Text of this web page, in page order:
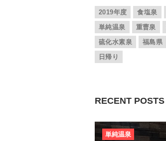
2019年度 食塩泉
単純温泉
重曹泉
硫化水素泉
福島県
日帰り
RECENT POSTS
単純温泉